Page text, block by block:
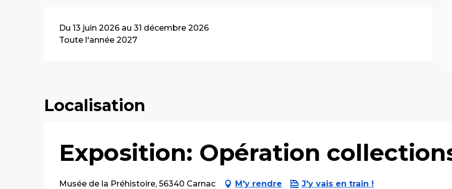
Du 13 juin 2026 au 31 décembre 2026
Toute l'année 2027
Localisation
Exposition: Opération
Musée de la Préhistoire, 56340 Carnac M'y rendre J'y vais en train !